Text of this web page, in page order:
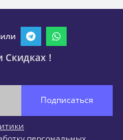
!
Подписаться